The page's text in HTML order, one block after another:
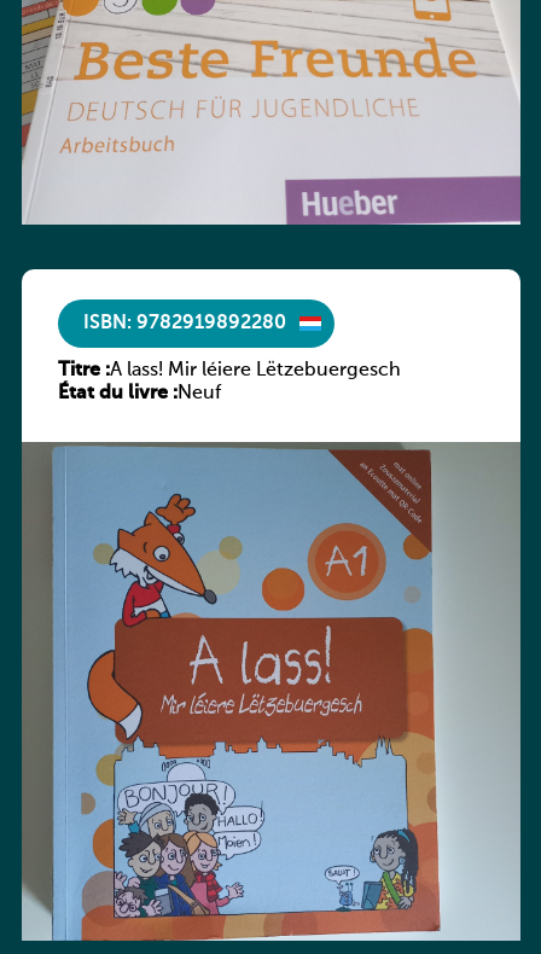
ISBN: 9782919892280
Titre :A lass! Mir léiere Lëtzebuergesch
État du livre :Neuf